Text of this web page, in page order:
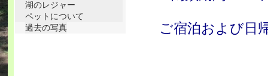
湖のレジャー
ペットについて
過去の写真
ご宿泊および日